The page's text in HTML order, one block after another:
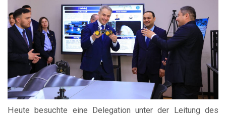
Heute besuchte eine Delegation unter der Leitung des